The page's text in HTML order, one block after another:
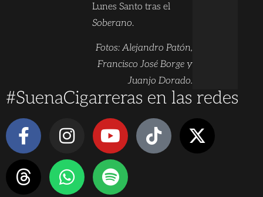
Lunes Santo tras el
Soberano.
Fotos: Alejandro Patón,
Francisco José Borge y
Juanjo Dorado.
#SuenaCigarreras en las redes